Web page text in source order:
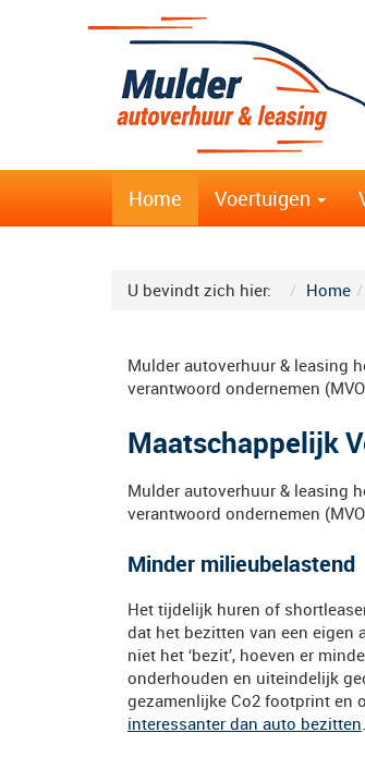
Home Voertuigen
U bevindt zich hier: Home
Mulder autoverhuur & leasing
verantwoord ondernemen
Maatschappelijk
Mulder autoverhuur & leasing
verantwoord ondernemen
Minder milieubelastend
Het tijdelijk huren of
dat het bezitten van een eigen
niet het ‘bezit’, hoeven er
onderhouden en uiteindelijk
gezamenlijke Co2 footprint en
interessanter dan auto bezitten.